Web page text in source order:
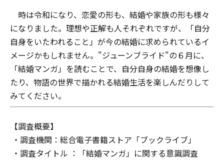
時は令和になり、恋愛の形も、結婚や家族の形も様々
になりました。理想や正解も人それぞれですが、「自分
自身をいたわれること」が今の結婚に求められているイ
メージかもしれません。"ジューンブライド"の６月に、
「結婚マンガ」を読むことで、自分自身の結婚を想像し
たり、物語の世界で描かれる結婚生活を楽しんだりして
みてください。
【調査概要】
・調査機関：総合電子書籍ストア「ブックライブ」
・調査タイトル ：「結婚マンガ」に関する意識調査